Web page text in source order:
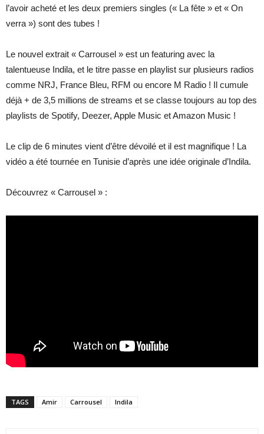
l’avoir acheté et les deux premiers singles (« La fête » et « On
verra ») sont des tubes !
Le nouvel extrait « Carrousel » est un featuring avec la
talentueuse Indila, et le titre passe en playlist sur plusieurs radios
comme NRJ, France Bleu, RFM ou encore M Radio ! Il cumule
déjà + de 3,5 millions de streams et se classe toujours au top des
playlists de Spotify, Deezer, Apple Music et Amazon Music !
Le clip de 6 minutes vient d’être dévoilé et il est magnifique ! La
vidéo a été tournée en Tunisie d’après une idée originale d’Indila.
Découvrez « Carrousel » :
TAGS Amir Carrousel Indila